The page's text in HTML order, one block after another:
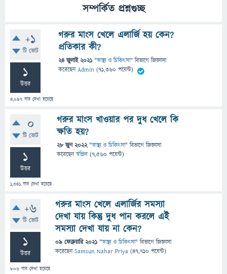
সম্পর্কিত প্রশ্নগুচ্ছ
+1
টি ভোট
1
উত্তর
4,097 বার দেখা হয়েছে
গরুর মাংস খেলে এলার্জি হয় কেন?
প্রতিকার কী?
24 জুলাই 2021 "স্বাস্থ্য ও চিকিৎসা" বিভাগে জিজ্ঞাসা
করেছেনAdmin (71,360 পয়েন্ট)
0
টি ভোট
1
উত্তর
1,341 বার দেখা হয়েছে
গরুর মাংস খাওয়ার পর দুধ খেলে কি
ক্ষতি হয়?
28 জুন 2022 "স্বাস্থ্য ও চিকিৎসা" বিভাগে জিজ্ঞাসা
করেছেনস্বপ্নিল (7,560 পয়েন্ট)
+6
টি ভোট
1
উত্তর
806 বার দেখা হয়েছে
গরুর মাংস খেলে এলার্জির সমস্যা
দেখা যায় কিন্তু দুধ পান করলে এই
সমস্যা দেখা যায় না কেন?
09 ফেব্রুয়ারি 2021 "স্বাস্থ্য ও চিকিৎসা" বিভাগে জিজ্ঞাসা
করেছেনSamsun Nahar Priya (47,710 পয়েন্ট)